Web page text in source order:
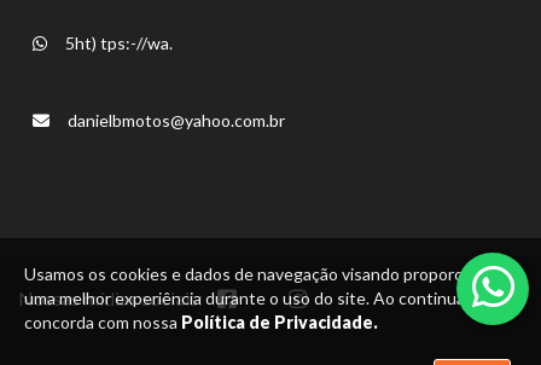
Usamos os cookies e dados de navegação visando proporcionar
uma melhor experiência durante o uso do site. Ao continuar, você
concorda com nossa Política de Privacidade.
5ht) tps:-//wa.
danielbmotos@yahoo.com.br
Nossas mídias sociais: